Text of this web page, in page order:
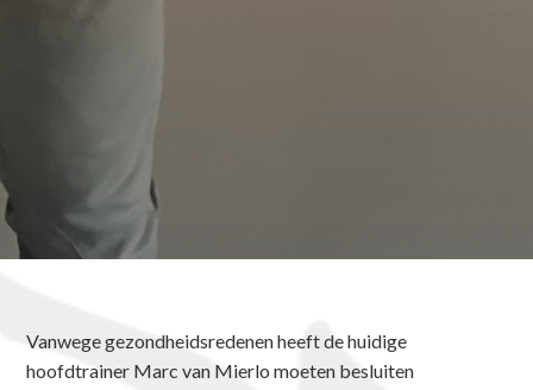
Vanwege gezondheidsredenen heeft de huidige
hoofdtrainer Marc van Mierlo moeten besluiten